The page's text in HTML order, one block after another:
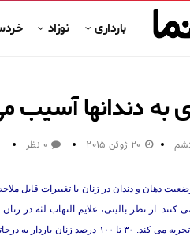
بارداری نوزاد
به دندانها آسیب
20 ژوئن 2015 0 نظر
دهان و دندان در زنان با تغییرات قابل
کنند. از نظر بالینی، علایم التهاب لثه در
حرکت دندان ها را تجربه می کند.